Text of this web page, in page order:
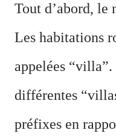
Tout d’abord, le
Les habitations
appelées
différentes
préfixes en